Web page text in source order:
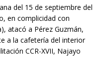
del 15 de septiembre del
en complicidad con
atacó a Pérez Guzmán,
a la cafetería del interior
CCR-XVII, Najayo